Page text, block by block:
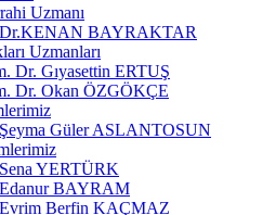
Uzmanı
BAYRAKTAR
Uzmanları
Dr. Gıyasettin ERTUŞ
Dr. Okan ÖZGÖKÇE
Güler ASLANTOSUN
YERTÜRK
BAYRAM
Berfin KAÇMAZ